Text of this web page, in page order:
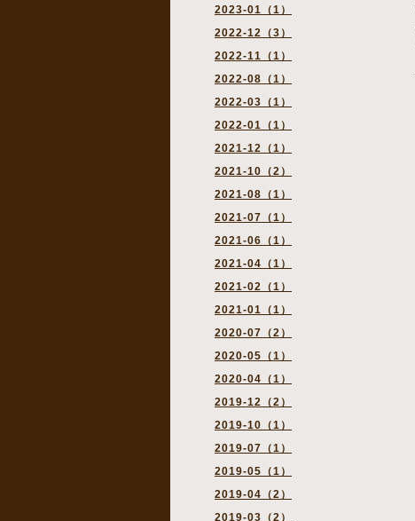
2023-01（1）
2022-12（3）
2022-11（1）
2022-08（1）
2022-03（1）
2022-01（1）
2021-12（1）
2021-10（2）
2021-08（1）
2021-07（1）
2021-06（1）
2021-04（1）
2021-02（1）
2021-01（1）
2020-07（2）
2020-05（1）
2020-04（1）
2019-12（2）
2019-10（1）
2019-07（1）
2019-05（1）
2019-04（2）
2019-03（2）